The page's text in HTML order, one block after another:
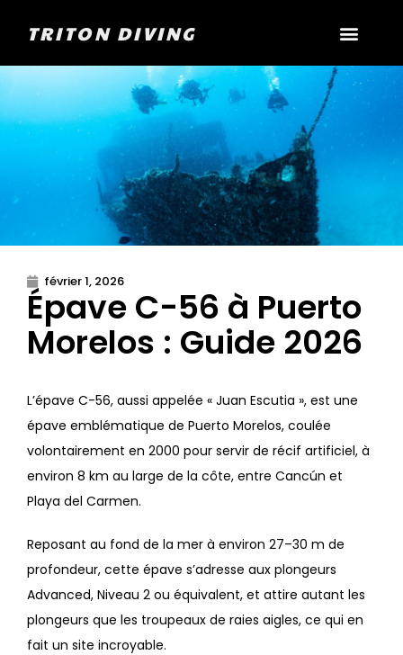
TRITON DIVING
février 1, 2026
Épave C-56 à Puerto
Morelos : Guide 2026
L’épave C-56, aussi appelée « Juan Escutia », est une
épave emblématique de Puerto Morelos, coulée
volontairement en 2000 pour servir de récif artificiel, à
environ 8 km au large de la côte, entre Cancún et
Playa del Carmen.
Reposant au fond de la mer à environ 27–30 m de
profondeur, cette épave s’adresse aux plongeurs
Advanced, Niveau 2 ou équivalent, et attire autant les
plongeurs que les troupeaux de raies aigles, ce qui en
fait un site incroyable.